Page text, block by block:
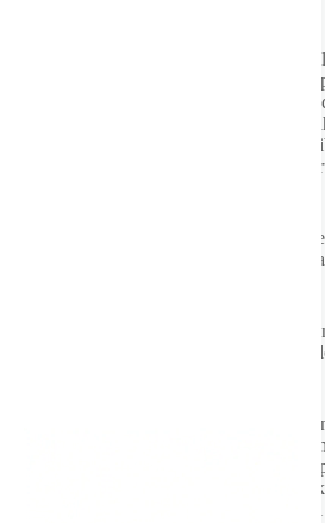
Selain memperkuat pasar domestik,
dinilai mampu meningkatkan performa
meningkatnya kualitas serta daya saing
pasar internasional. Sektor industri
hingga kini masih menjadi salah satu
nasional dengan tren pertumbuhan yang
Lamhot menekankan bahwa momentum
nasional harus terus dijaga melalui
“Ini saatnya kita bangkit. Industri harus
utama pertumbuhan ekonomi, dan produk
Ia menambahkan, penguatan industri
berpengaruh terhadap pertumbuhan
berkontribusi pada stabilitas sosial melalui
lapangan kerja yang luas. Dengan
tenaga kerja, daya beli masyarakat